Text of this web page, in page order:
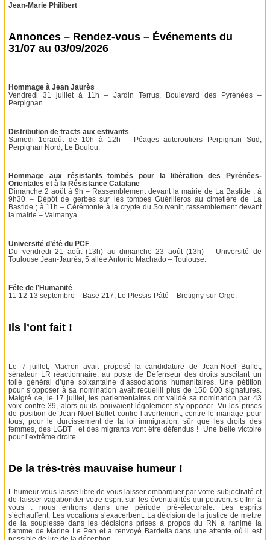
Jean-Marie Philibert
Annonces – Rendez-vous – Événements du
31/07 au 03/09/2026
Hommage à Jean Jaurès
Vendredi 31 juillet à 11h – Jardin Terrus, Boulevard des Pyrénées –
Perpignan.
Distribution de tracts aux estivants
Samedi 1eraoût de 10h à 12h – Péages autoroutiers Perpignan Sud,
Perpignan Nord, Le Boulou.
Hommage aux résistants tombés pour la libération des Pyrénées-
Orientales et à la Résistance Catalane
Dimanche 2 août à 9h – Rassemblement devant la mairie de La Bastide ; à
9h30 – Dépôt de gerbes sur les tombes Guérilleros au cimetière de La
Bastide ; à 11h – Cérémonie à la crypte du Souvenir, rassemblement devant
la mairie – Valmanya.
Université d’été du PCF
Du vendredi 21 août (13h) au dimanche 23 août (13h) – Université de
Toulouse Jean-Jaurès, 5 allée Antonio Machado – Toulouse.
Fête de l’Humanité
11-12-13 septembre – Base 217, Le Plessis-Pâté – Bretigny-sur-Orge.
Ils l’ont fait !
Le 7 juillet, Macron avait proposé la candidature de Jean-Noël Buffet,
sénateur LR réactionnaire, au poste de Défenseur des droits suscitant un
tollé général d’une soixantaine d’associations humanitaires. Une pétition
pour s’opposer à sa nomination avait recueilli plus de 150 000 signatures.
Malgré ce, le 17 juillet, les parlementaires ont validé sa nomination par 43
voix contre 39, alors qu’ils pouvaient légalement s’y opposer. Vu les prises
de position de Jean-Noël Buffet contre l’avortement, contre le mariage pour
tous, pour le durcissement de la loi immigration, sûr que les droits des
femmes, des LGBT+ et des migrants vont être défendus ! Une belle victoire
pour l’extrême droite.
De la très-très mauvaise humeur !
L’humeur vous laisse libre de vous laisser embarquer par votre subjectivité et
de laisser vagabonder votre esprit sur les éventualités qui peuvent s’offrir à
vous : nous entrons dans une période pré-électorale. Les esprits
s’échauffent. Les vocations s’exacerbent. La décision de la justice de mettre
de la souplesse dans les décisions prises à propos du RN a ranimé la
flamme de Marine Le Pen et a renvoyé Bardella dans une attente où il est